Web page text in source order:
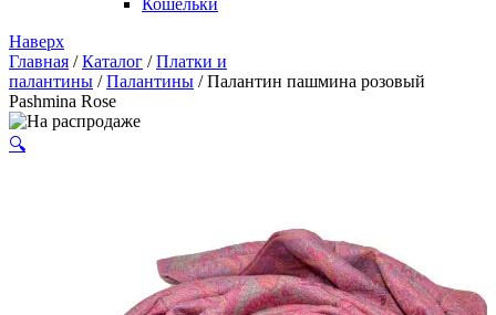
Наверх
Главная /Каталог /Платки и
палантины /Палантины / Палантин пашмина розовый
Pashmina Rose
🔍